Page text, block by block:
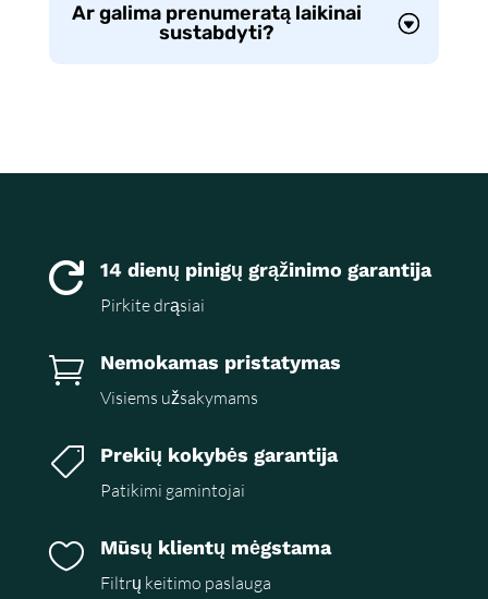
Ar galima prenumeratą laikinai
sustabdyti?
 14 dienų pinigų grąžinimo garantija
Pirkite drąsiai
 Nemokamas pristatymas
Visiems užsakymams
 Prekių kokybės garantija
Patikimi gamintojai
 Mūsų klientų mėgstama
Filtrų keitimo paslauga